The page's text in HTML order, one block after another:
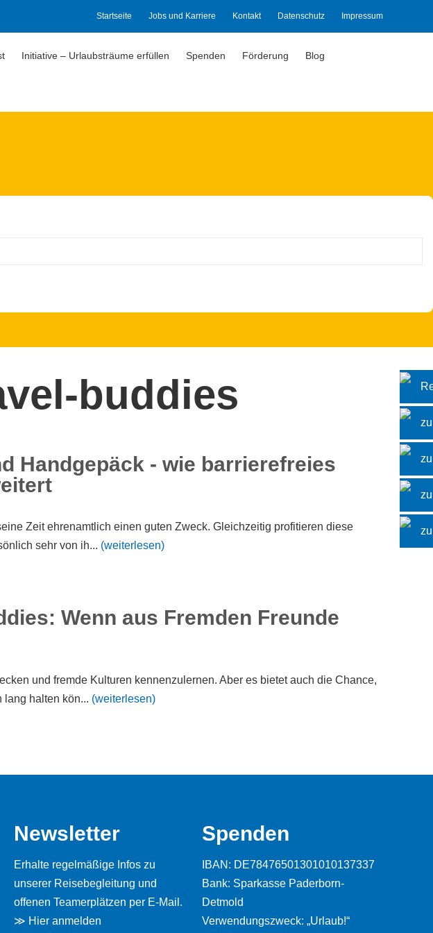
Startseite Jobs und Karriere Kontakt Datenschutz Impressum
Initiative – Urlaubsträume erfüllen Spenden Förderung Blog
buddies
Handgepäck - wie barrierefreies
Zeit ehrenamtlich einen guten Zweck. Gleichzeitig profitieren diese
sehr von ih... (weiterlesen)
Wenn aus Fremden Freunde
und fremde Kulturen kennenzulernen. Aber es bietet auch die Chance,
lang halten kön... (weiterlesen)
Newsletter
Erhalte regelmäßige Infos zu
unserer Reisebegleitung und
offenen Teamerplätzen per E-Mail.
≫ Hier anmelden
Spenden
IBAN: DE78476501301010137337
Bank: Sparkasse Paderborn-
Detmold
Verwendungszweck: „Urlaub!“